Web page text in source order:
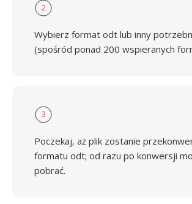
2
Wybierz format odt lub inny
(spośród ponad 200 wspieranych
3
Poczekaj, aż plik zostanie
formatu odt; od razu po konwersji
pobrać.